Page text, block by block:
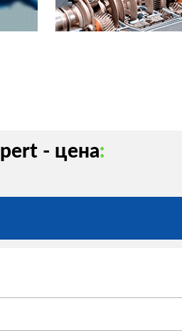
- цена: